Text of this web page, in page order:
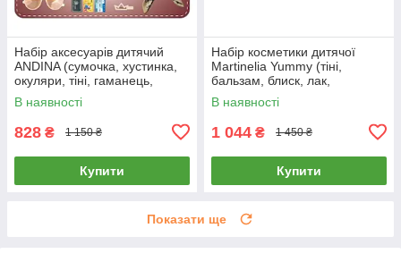
Набір аксесуарів дитячий
ANDINA (сумочка, хустинка,
окуляри, тіні, гаманець,
обруч, помада, сережки,
заколка) G560279-S2
В наявності
828 ₴ 1 150 ₴
Купити
Набір косметики дитячої
Martinelia Yummy (тіні,
бальзам, блиск, лак,
аксесуари) 12050
В наявності
1 044 ₴ 1 450 ₴
Купити
Показати ще